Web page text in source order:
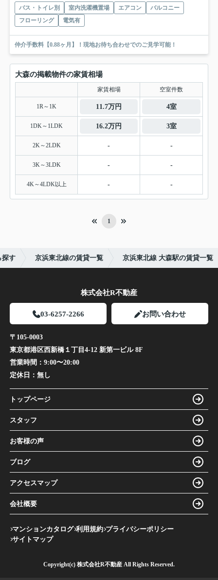
バス・トイレ別 室内洗濯機置場 エアコン
バルコニー
フローリング
電気有
仲介手数料【0.88ヶ月】！現地お待ち合わせでのご見学可能！
大森の掲載物件の家賃相場
家賃相場 空室件数
1R～1K 11.7万円 4室
1DK～1LDK 16.2万円 3室
2K～2LDK - -
3K～3LDK - -
4K～4LDK以上 - -
1
探す 京浜東北線の賃貸一覧 京浜東北線 大森駅の賃貸一覧
株式会社R不動産
03-6257-2266 お問い合わせ
〒105-0003
東京都港区西新橋１丁目4-12 新第一ビル 8F
営業時間： 9:00〜20:00
定休日： 無し
トップページ
スタッフ
お客様の声
ブログ
アクセスマップ
会社概要
マンションカタログ 利用規約 プライバシーポリシー
サイトマップ
Copyright(c) 株式会社R不動産 All Rights Reserved.